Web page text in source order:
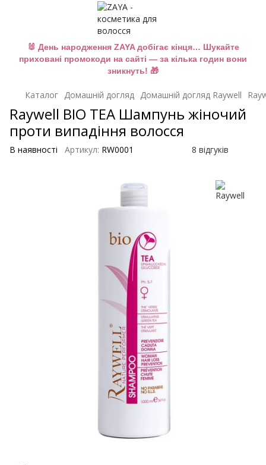
🐰 День народження ZAYA добігає кінця… Шукайте
приховані промокоди на сайті — за кілька годин вони
зникнуть! 🎁
Каталог Домашній догляд Домашній догляд Raywell
Raywell BIO TEA Шампунь жіночий
проти випадіння волосся
В наявності Артикул: RW0001 8 відгуків